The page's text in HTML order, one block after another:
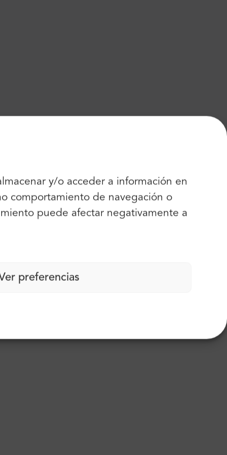
y/o acceder a información en
comportamiento de navegación o
puede afectar negativamente a
preferencias